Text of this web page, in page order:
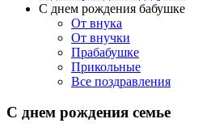
С днем рождения бабушке
От внука
От внучки
Прабабушке
Прикольные
Все поздравления
С днем рождения семье